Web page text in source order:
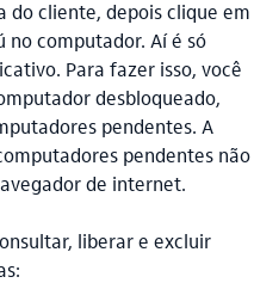
do cliente, depois clique em
no computador. Aí é só
Para fazer isso, você
desbloqueado,
pendentes. A
pendentes não
de internet.
liberar e excluir